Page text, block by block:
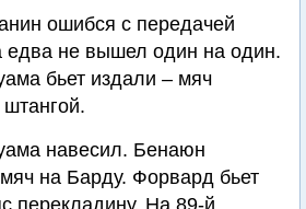
ошибся с передачей
едва не вышел один на один.
бьет издали – мяч
навесил. Бенаюн
на Барду. Форвард бьет
перекладину. На 89-й